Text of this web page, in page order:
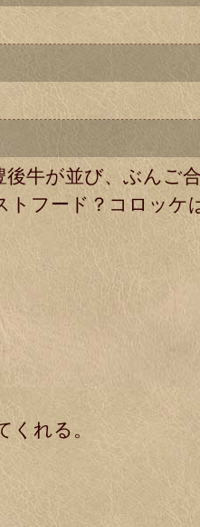
牛が並び、ぶんご
トフード？コロッケ
くれる。